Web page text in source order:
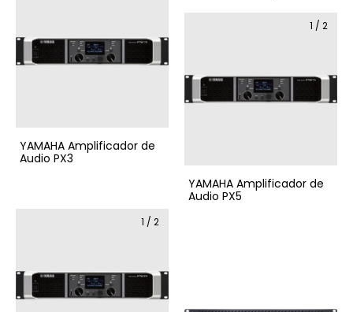
YAMAHA Amplificador de
Audio PX3
1 / 2
YAMAHA Amplificador de
Audio PX5
1 / 2